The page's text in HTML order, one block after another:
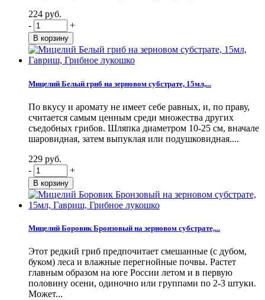
224 руб.
-
+
Мицелий Белый гриб на зерновом субстрате, 15мл,...
По вкусу и аромату не имеет себе равных, и, по праву,
считается самым ценным среди множества других
съедобных грибов. Шляпка диаметром 10-25 см, вначале
шаровидная, затем выпуклая или подушковидная....
229 руб.
-
+
Мицелий Боровик Бронзовый на зерновом субстрате,...
Этот редкий гриб предпочитает смешанные (с дубом,
буком) леса и влажные перегнойные почвы. Растет
главным образом на юге России летом и в первую
половину осени, одиночно или группами по 2-3 штуки.
Может...